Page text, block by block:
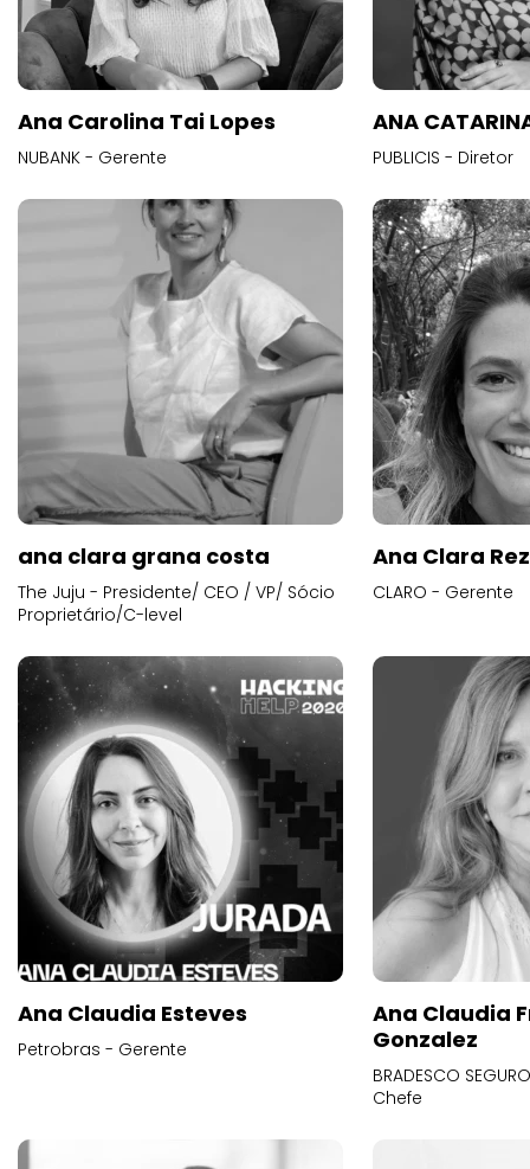
Ana Carolina Tai Lopes
NUBANK - Gerente
ANA
PUBLICIS - Diretor
ana clara grana costa
The Juju - Presidente/ CEO / VP/ Sócio
Proprietário/C-level
Ana Clara
CLARO - Gerente
Ana Claudia Esteves
Petrobras - Gerente
Ana Claudia
Gonzalez
BRADESCO
Chefe